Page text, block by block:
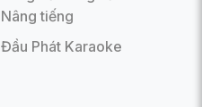
Nâng tiếng
Đầu Phát Karaoke